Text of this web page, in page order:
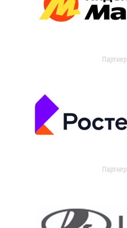
Партнер
Партнер